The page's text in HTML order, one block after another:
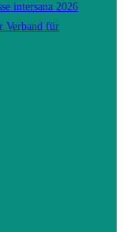
intersana 2026
Verband für